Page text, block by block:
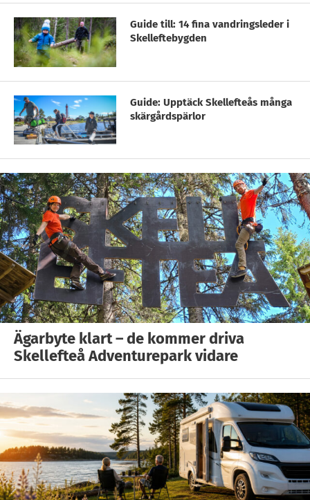
Guide till: 14 fina vandringsleder i
Skelleftebygden
Guide: Upptäck Skellefteås många
skärgårdspärlor
Ägarbyte klart – de kommer driva
Skellefteå Adventurepark vidare